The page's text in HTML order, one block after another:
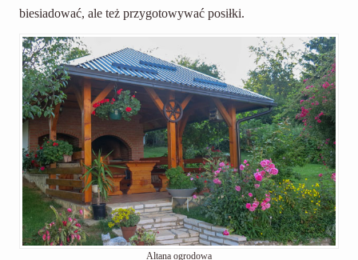
biesiadować, ale też przygotowywać posiłki.
Altana ogrodowa